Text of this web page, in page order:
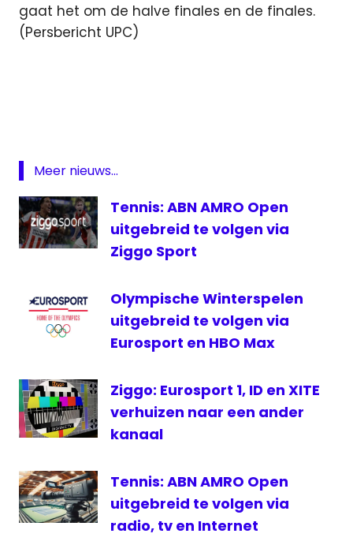
gaat het om de halve finales en de finales.
(Persbericht UPC)
UPC
Meer nieuws...
Tennis: ABN AMRO Open
uitgebreid te volgen via
Ziggo Sport
Olympische Winterspelen
uitgebreid te volgen via
Eurosport en HBO Max
Ziggo: Eurosport 1, ID en XITE
verhuizen naar een ander
kanaal
Tennis: ABN AMRO Open
uitgebreid te volgen via
radio, tv en Internet